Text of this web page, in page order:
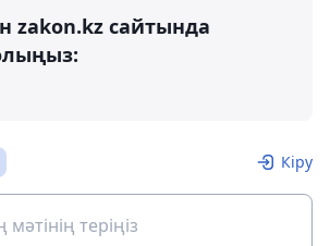
zakon.kz сайтында
Кіру